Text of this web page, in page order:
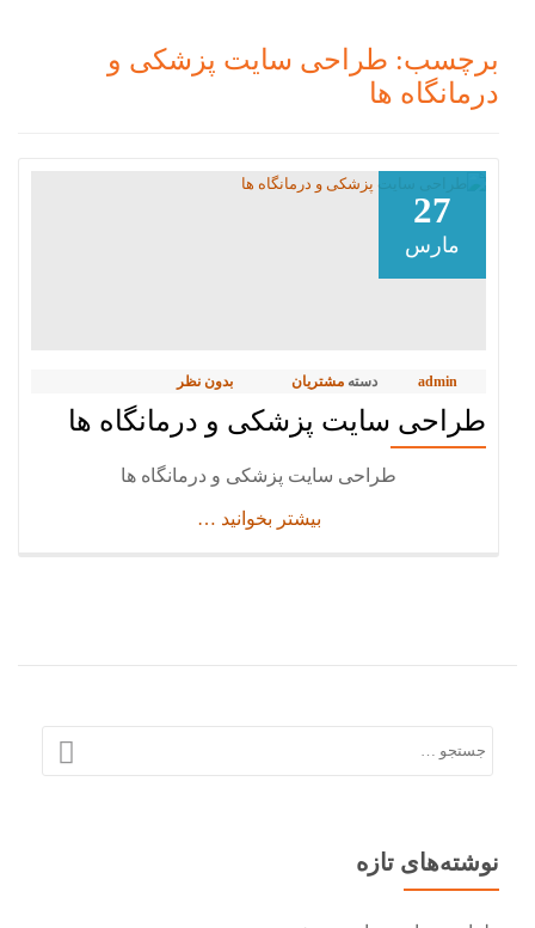
برچسب: طراحی سایت پزشکی و
درمانگاه ها
27
مارس
admin دسته مشتریان بدون نظر
طراحی سایت پزشکی و درمانگاه ها
طراحی سایت پزشکی و درمانگاه ها
بیشتر بخوانید
ها
…
نوشته‌های تازه